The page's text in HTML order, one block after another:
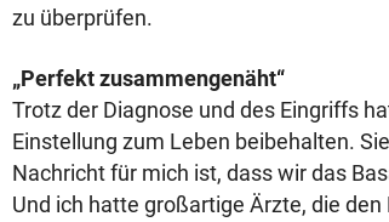
zu überprüfen.
„Perfekt zusammengenäht“
Trotz der Diagnose und des Eingriffs
Einstellung zum Leben beibehalten.
Nachricht für mich ist, dass wir das
Und ich hatte großartige Ärzte, die